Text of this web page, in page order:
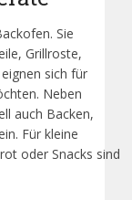
Sie
Grillroste,
sich für
Neben
auch Backen,
Für kleine
oder Snacks sind